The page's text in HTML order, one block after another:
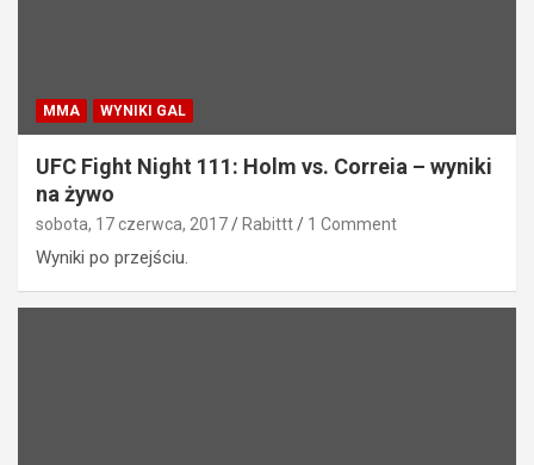
MMA WYNIKI GAL
UFC Fight Night 111: Holm vs. Correia – wyniki
na żywo
sobota, 17 czerwca, 2017 Rabittt 1 Comment
Wyniki po przejściu.